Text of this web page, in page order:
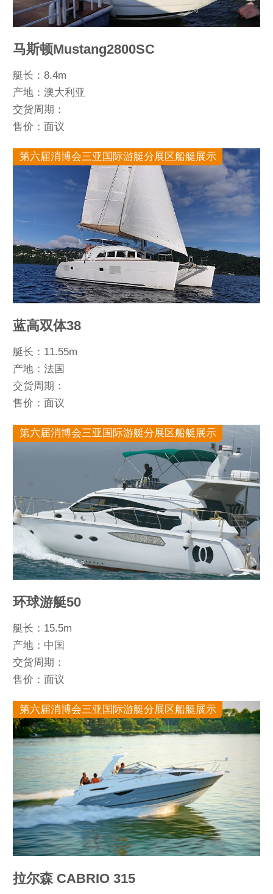
马斯顿Mustang2800SC
艇长：8.4m
产地：澳大利亚
交货周期：
售价：面议
第六届消博会三亚国际游艇分展区船艇展示
蓝高双体38
艇长：11.55m
产地：法国
交货周期：
售价：面议
第六届消博会三亚国际游艇分展区船艇展示
环球游艇50
艇长：15.5m
产地：中国
交货周期：
售价：面议
第六届消博会三亚国际游艇分展区船艇展示
拉尔森 CABRIO 315